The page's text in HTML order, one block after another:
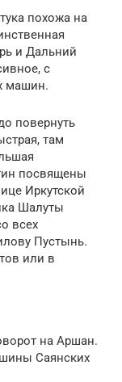
похожа на
и Дальний
с
машин.
повернуть
там
посвящены
Иркутской
Шалуты
всех
Пустынь.
или в
на Аршан.
Саянских